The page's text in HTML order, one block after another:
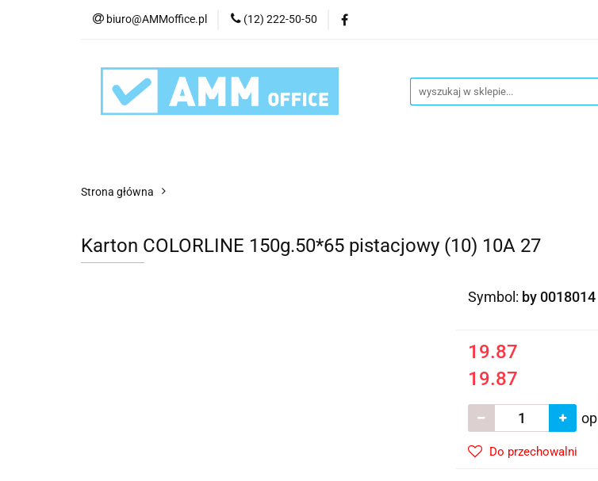
biuro@AMMoffice.pl (12) 222-50-50
Kategorie Artykuły biurowe
Urządzenia i eksploatacja Blog Kontakt
Strona główna
Karton COLORLINE 150g.50*65 pistacjowy (10) 10A 27
Symbol: by 0018014
19.87
19.87
op
Do przechowalni